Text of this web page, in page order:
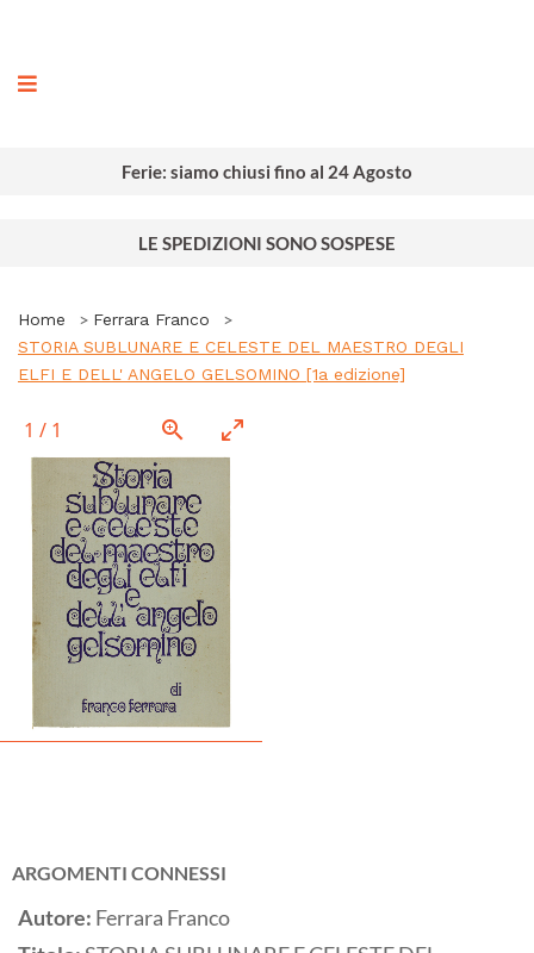
Ferie: siamo chiusi fino al 24 Agosto
LE SPEDIZIONI SONO SOSPESE
Home
Ferrara Franco
STORIA SUBLUNARE E CELESTE DEL MAESTRO DEGLI
ELFI E DELL' ANGELO GELSOMINO [1a edizione]
1 / 1
ARGOMENTI CONNESSI
Autore: Ferrara Franco